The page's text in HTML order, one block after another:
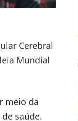
Cerebral
Mundial
meio da
saúde.